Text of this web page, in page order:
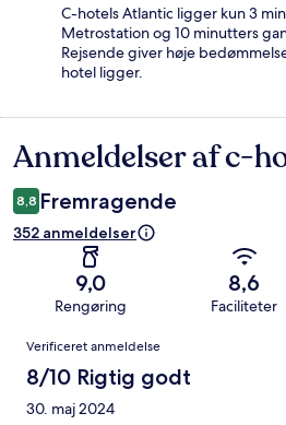
C-hotels Atlantic ligger kun 3
Metrostation og 10 minutters
Rejsende giver høje
hotel ligger.
Anmeldelser
Anmeldelser af c-
8,8 Fremragende
352 anmeldelser
9,0
Rengøring
8,6
Faciliteter
Anmeldelser
Verificeret anmeldelse
8/10 Rigtig godt
30. maj 2024